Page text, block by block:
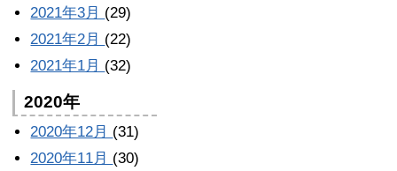
2021年3月 (29)
2021年2月 (22)
2021年1月 (32)
2020年
2020年12月 (31)
2020年11月 (30)